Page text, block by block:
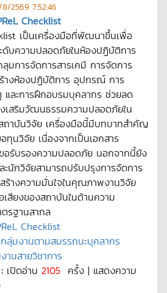
2569 7:52:46
Checklist
เป็นเครื่องมือที่พัฒนาขึ้นเพื่อ
ะดับความปลอดภัยในห้องปฏิบัติการ
มการจัดการสารเคมี การจัดการ
างห้องปฏิบัติการ อุปกรณ์ การ
ละการฝึกอบรมบุคลากร ช่วยลด
งเสริมวัฒนธรรมความปลอดภัยใน
ถาบันวิจัย เครื่องมือนี้มีบทบาทสำคัญ
ทุนวิจัย เนื่องจากเป็นเอกสาร
อรับรองความปลอดภัย นอกจากนี้ยัง
ะนักวิจัยสามารถปรับปรุงการจัดการ
ร้างความมั่นใจในคุณภาพงานวิจัย
เสียงของสถาบันในด้านความ
รฐานสากล
Checklist
กลุ่มงานตามสมรรถนะบุคลากร
านสายวิชาการ
เปิดอ่าน 2105 ครั้ง | แสดงความ